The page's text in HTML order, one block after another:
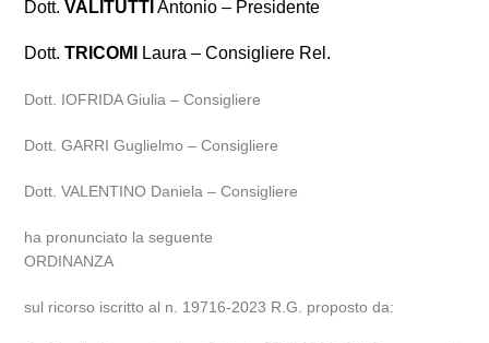
Dott.VALITUTTI Antonio – Presidente
Dott.TRICOMI Laura – Consigliere Rel.
Dott. IOFRIDA Giulia – Consigliere
Dott. GARRI Guglielmo – Consigliere
Dott. VALENTINO Daniela – Consigliere
ha pronunciato la seguente
ORDINANZA
sul ricorso iscritto al n. 19716-2023 R.G. proposto da: